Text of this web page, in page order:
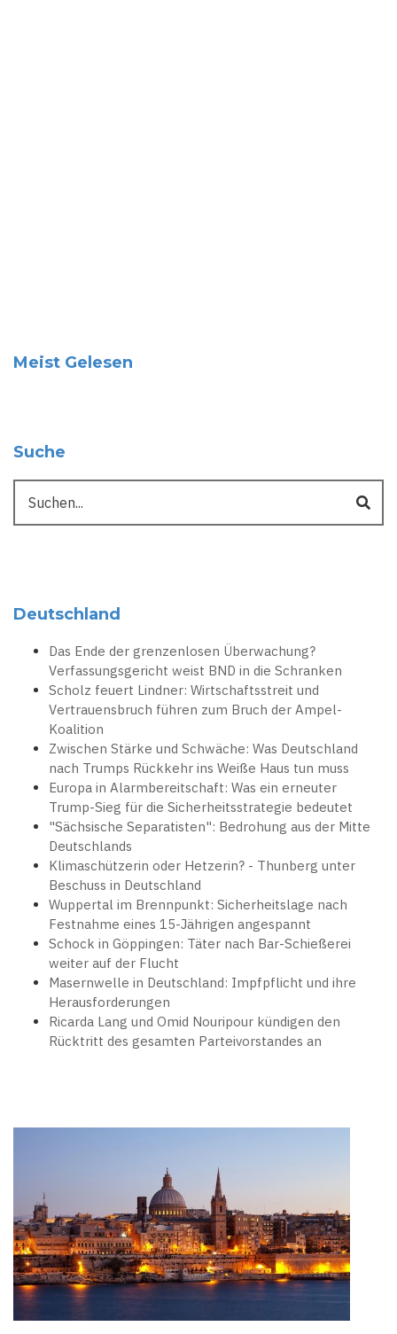
Meist Gelesen
Suche
Deutschland
Das Ende der grenzenlosen Überwachung?
Verfassungsgericht weist BND in die Schranken
Scholz feuert Lindner: Wirtschaftsstreit und
Vertrauensbruch führen zum Bruch der Ampel-
Koalition
Zwischen Stärke und Schwäche: Was Deutschland
nach Trumps Rückkehr ins Weiße Haus tun muss
Europa in Alarmbereitschaft: Was ein erneuter
Trump-Sieg für die Sicherheitsstrategie bedeutet
"Sächsische Separatisten": Bedrohung aus der Mitte
Deutschlands
Klimaschützerin oder Hetzerin? - Thunberg unter
Beschuss in Deutschland
Wuppertal im Brennpunkt: Sicherheitslage nach
Festnahme eines 15-Jährigen angespannt
Schock in Göppingen: Täter nach Bar-Schießerei
weiter auf der Flucht
Masernwelle in Deutschland: Impfpflicht und ihre
Herausforderungen
Ricarda Lang und Omid Nouripour kündigen den
Rücktritt des gesamten Parteivorstandes an